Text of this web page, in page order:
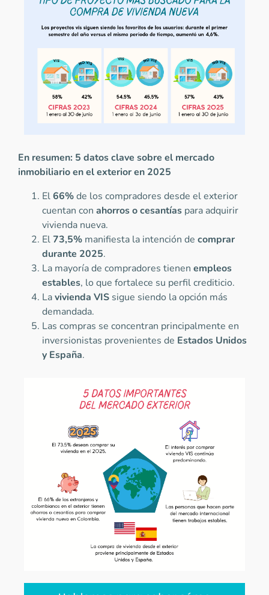
En resumen: 5 datos clave sobre el mercado
inmobiliario en el exterior en 2025
El66%de los compradores desde el exterior
cuentan con ahorros o cesantías para adquirir
vivienda nueva.
El73,5% manifiesta la intención de comprar
durante 2025.
La mayoría de compradores tienen empleos
estables, lo que fortalece su perfil crediticio.
Lavivienda VIS sigue siendo la opción más
demandada.
Las compras se concentran principalmente en
inversionistas provenientes de Estados Unidos
y España.